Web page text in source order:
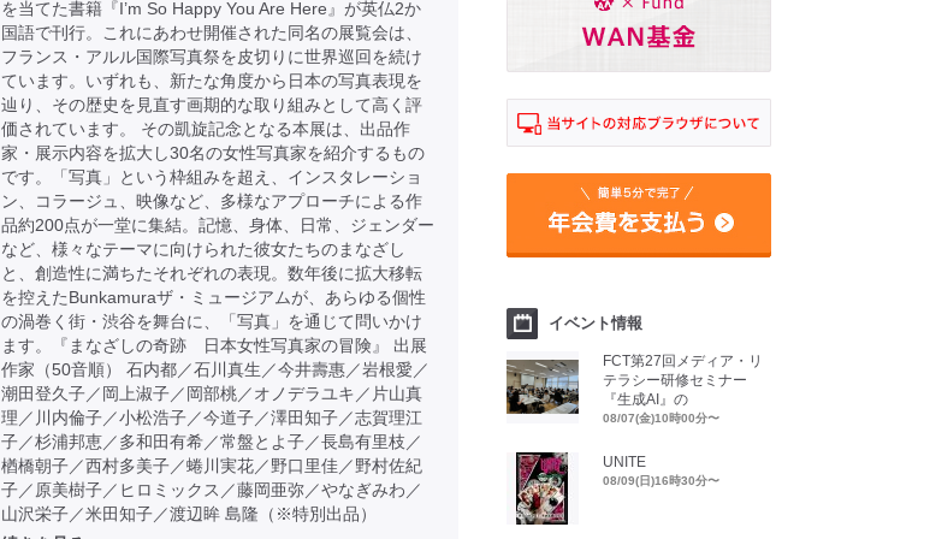
を当てた書籍『I’m So Happy You Are Here』が英仏2か
国語で刊行。これにあわせ開催された同名の展覧会は、
フランス・アルル国際写真祭を皮切りに世界巡回を続け
ています。いずれも、新たな角度から日本の写真表現を
辿り、その歴史を見直す画期的な取り組みとして高く評
価されています。 その凱旋記念となる本展は、出品作
家・展示内容を拡大し30名の女性写真家を紹介するもの
です。「写真」という枠組みを超え、インスタレーショ
ン、コラージュ、映像など、多様なアプローチによる作
品約200点が一堂に集結。記憶、身体、日常、ジェンダー
など、様々なテーマに向けられた彼女たちのまなざし
と、創造性に満ちたそれぞれの表現。数年後に拡大移転
を控えたBunkamuraザ・ミュージアムが、あらゆる個性
の渦巻く街・渋谷を舞台に、「写真」を通じて問いかけ
ます。『まなざしの奇跡 日本女性写真家の冒険』 出展
作家（50音順） 石内都／石川真生／今井壽惠／岩根愛／
潮田登久子／岡上淑子／岡部桃／オノデラユキ／片山真
理／川内倫子／小松浩子／今道子／澤田知子／志賀理江
子／杉浦邦恵／多和田有希／常盤とよ子／長島有里枝／
楢橋朝子／西村多美子／蜷川実花／野口里佳／野村佐紀
子／原美樹子／ヒロミックス／藤岡亜弥／やなぎみわ／
山沢栄子／米田知子／渡辺眸 島隆（※特別出品）
イベント情報
FCT第27回メディア・リ
テラシー研修セミナー
『生成AI』の
08/07(金)10時00分〜
UNITE
08/09(日)16時30分〜